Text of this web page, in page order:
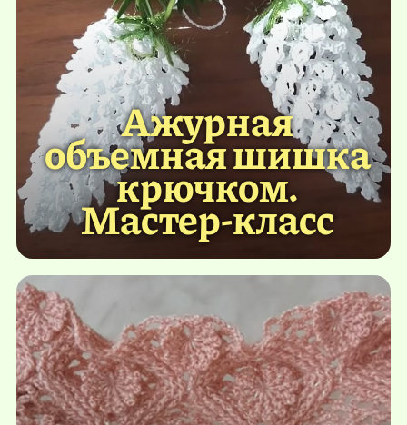
Ажурная
объемная шишка
крючком.
Мастер-класс